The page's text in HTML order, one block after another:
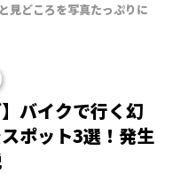
見どころを写真たっぷりに
バイクで行く幻
ポット3選！発生